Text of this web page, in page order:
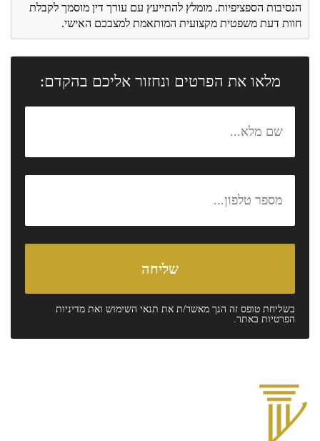
הנסיבות הספציפיות. מומלץ להתייעץ עם עורך דין מוסמך לקבלת
חוות דעת משפטית מקצועית המותאמת למצבכם האישי.
מלאו את הפרטים ונחזור אליכם בהקדם:
בשליחת טופס זה הנך מאשר/ת את תנאי השימוש ואת מדיניות
הפרטיות באתר.